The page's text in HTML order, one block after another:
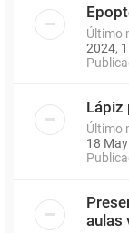
Último
2024,
Lápiz
Último
18
aulas